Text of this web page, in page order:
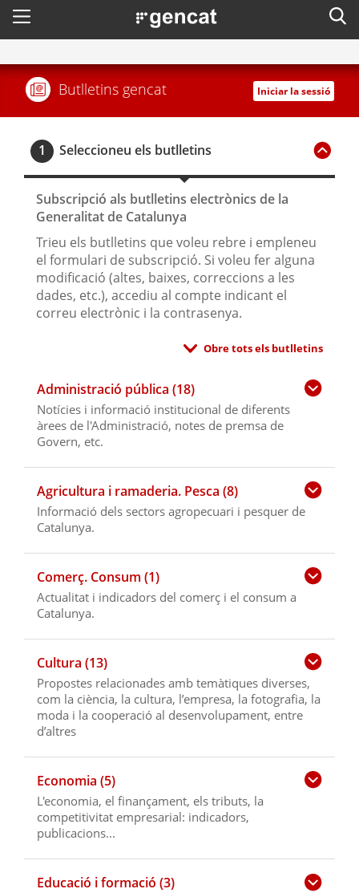
. Obre en una nova finestra.
Menú
Cercador
Butlletins gencat Iniciar la sessió
1 Seleccioneu els butlletins
Subscripció als butlletins electrònics de la
Generalitat de Catalunya
Trieu els butlletins que voleu rebre i empleneu
el formulari de subscripció. Si voleu fer alguna
modificació (altes, baixes, correccions a les
dades, etc.), accediu al compte indicant el
correu electrònic i la contrasenya.
Obre tots els butlletins
Administració pública (18)
Notícies i informació institucional de diferents
àrees de l'Administració, notes de premsa de
Govern, etc.
Agricultura i ramaderia. Pesca (8)
Informació dels sectors agropecuari i pesquer de
Catalunya.
Comerç. Consum (1)
Actualitat i indicadors del comerç i el consum a
Catalunya.
Cultura (13)
Propostes relacionades amb temàtiques diverses,
com la ciència, la cultura, l’empresa, la fotografia, la
moda i la cooperació al desenvolupament, entre
d’altres
Economia (5)
L'economia, el finançament, els tributs, la
competitivitat empresarial: indicadors,
publicacions...
Educació i formació (3)